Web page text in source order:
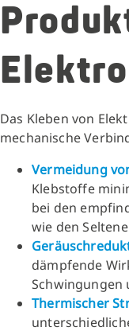
Das Kleben von
mechanische
Vermeidung
Klebstoffe
bei den
wie den
dämpfende
Schwingungen
Thermischer